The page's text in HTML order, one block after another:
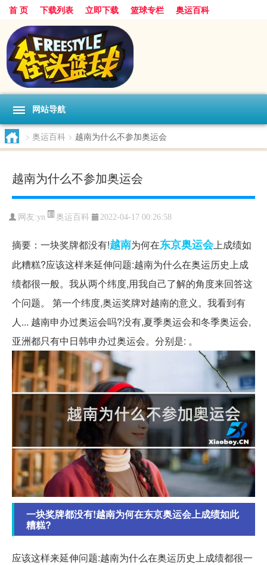
首 页 下载列表 立即下载 篮球专栏 奥运百科
网站导航
> 奥运百科 > 越南为什么不参加奥运会
越南为什么不参加奥运会
网友:yn 奥运百科 2022-04-17 00:26:58
摘要：一块奖牌都没有!越南为何在东京奥运会上成绩如
此糟糕?应该这样来延伸问题:越南为什么在奥运历史上成
绩都很一般。我从两个纬度,用我自己了解的角度来回答这
个问题。 第一个纬度,奥运奖牌对越南的意义。我看到有
人... 越南申办过奥运会吗?没有,夏季奥运会和冬季奥运会,
亚洲都只有中日韩申办过奥运会。分别是: 。
一块奖牌都没有!越南为何在东京奥运会上成绩如此
糟糕?
应该这样来延伸问题:越南为什么在奥运历史上成绩都很一